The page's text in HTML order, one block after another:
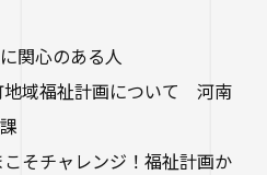
心のある人
福祉計画について 河南
レンジ！福祉計画か